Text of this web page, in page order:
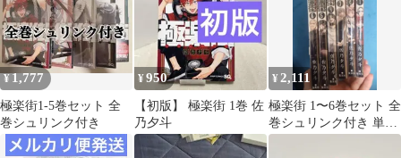
¥1,777
極楽街1-5巻セット 全
巻シュリンク付き
¥950
【初版】 極楽街 1巻 佐
乃夕斗
¥ 2,111
極楽街 1〜6巻セット 全
巻シュリンク付き 単行
本 コミックス